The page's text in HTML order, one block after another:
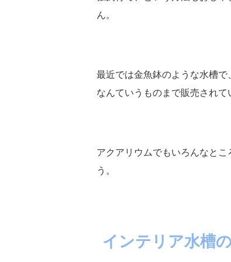
ん。
最近では金魚鉢のような水槽で
なんていうものまで販売され
アクアリウムでもいろんなと
う。
インテリア水槽